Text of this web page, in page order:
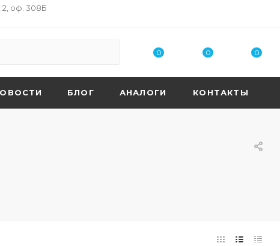
2, оф. 308Б
0 0 0
БЛОГ АНАЛОГИ КОНТАКТЫ